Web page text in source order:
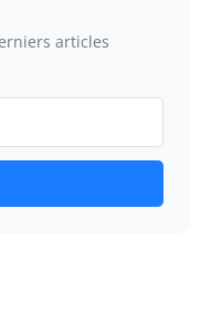
articles